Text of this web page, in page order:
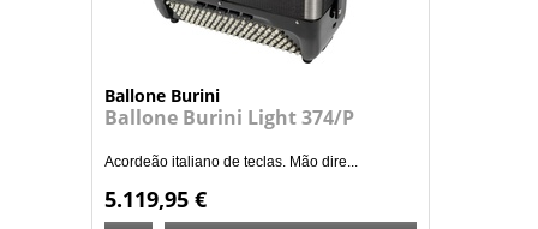
Ballone Burini
Ballone Burini Light 374/P
Acordeão italiano de teclas. Mão dire...
5.119,95 €